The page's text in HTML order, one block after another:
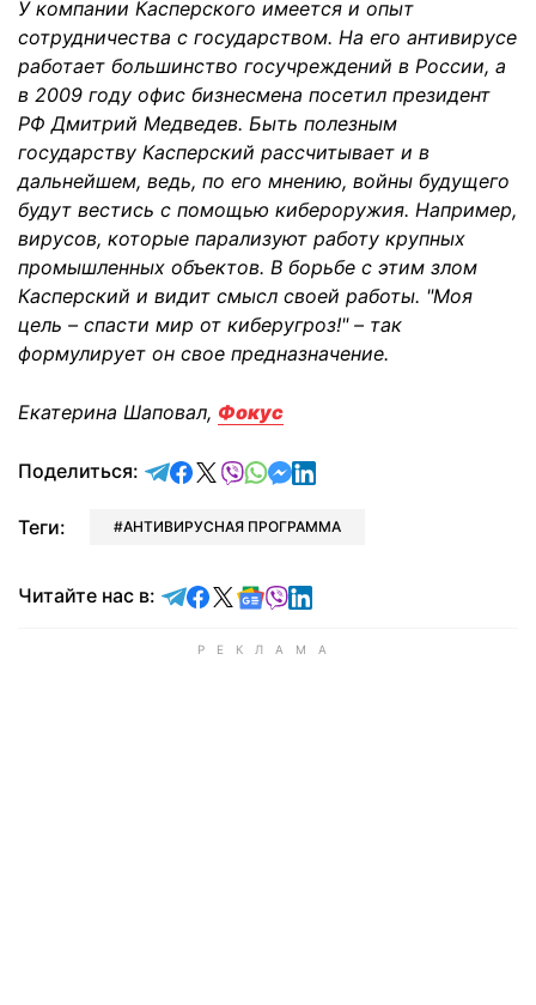
У компании Касперского имеется и опыт
сотрудничества с государством. На его антивирусе
работает большинство госучреждений в России, а
в 2009 году офис бизнесмена посетил президент
РФ Дмитрий Медведев. Быть полезным
государству Касперский рассчитывает и в
дальнейшем, ведь, по его мнению, войны будущего
будут вестись с помощью кибероружия. Например,
вирусов, которые парализуют работу крупных
промышленных объектов. В борьбе с этим злом
Касперский и видит смысл своей работы. "Моя
цель – спасти мир от киберугроз!" – так
формулирует он свое предназначение.
Екатерина Шаповал, Фокус
Поделиться: отправить в Telegram
поделиться в Facebook
поделиться в X
отправить в Viber
отправить в Whatsapp
отправить в Messenger
отправить в LinkedIn
Теги: АНТИВИРУСНАЯ ПРОГРАММА
Читайте нас в: Читайте в Telegram
Читайте в Facebook
Читайте в X
Читайте в Google news
Читайте в Viber
Читайте в LinkedIn